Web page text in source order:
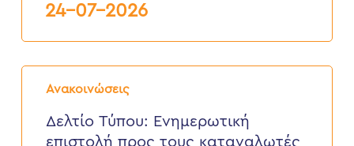
2026
24-07-2026
Ανακοινώσεις
Δελτίο
Τύπου:
επιστολή
προς
τους
Δελτίο Τύπου: Eνημερωτική
επιστολή προς τους καταναλωτές